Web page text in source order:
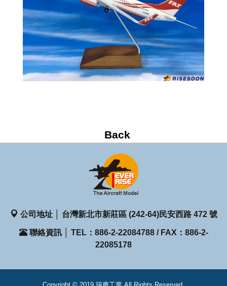
公司地址 │ 台灣新北市新莊區 (242-64)民安西路 472 號
聯絡資訊 │ TEL：886-2-22084788 / FAX：886-2-
22085178
Copyright © 2019 瑞慶工業 All Rights Reserved.